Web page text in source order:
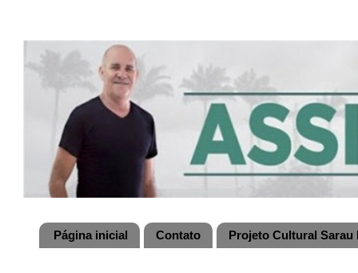
Página inicial Contato Projeto Cultural